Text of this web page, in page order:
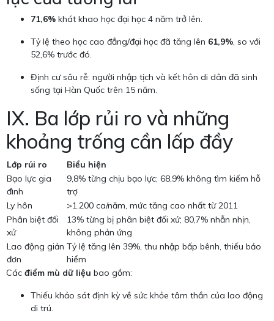
71,6% khát khao học đại học 4 năm trở lên.
Tỷ lệ theo học cao đẳng/đại học đã tăng lên 61,9%, so với
52,6% trước đó.
Định cư sâu rễ: người nhập tịch và kết hôn di dân đã sinh
sống tại Hàn Quốc trên 15 năm.
IX. Ba lớp rủi ro và những
khoảng trống cần lấp đầy
Lớp rủi ro
Biểu hiện
Bạo lực gia
đình
9,8% từng chịu bạo lực; 68,9% không tìm kiếm hỗ
trợ
Ly hôn
>1.200 ca/năm, mức tăng cao nhất từ 2011
Phân biệt đối
xử
13% từng bị phân biệt đối xử; 80,7% nhẫn nhịn,
không phản ứng
Lao động giản
đơn
Tỷ lệ tăng lên 39%, thu nhập bấp bênh, thiếu bảo
hiểm
Các điểm mù dữ liệu bao gồm:
Thiếu khảo sát định kỳ về sức khỏe tâm thần của lao động
di trú.